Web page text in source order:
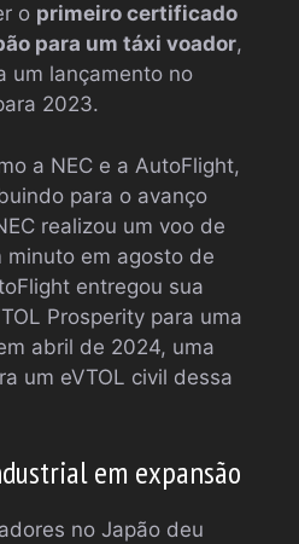
o primeiro certificado
para um táxi voador,
um lançamento no
2023.
a NEC e a AutoFlight,
para o avanço
realizou um voo de
em agosto de
entregou sua
Prosperity para uma
abril de 2024, uma
um eVTOL civil dessa
em expansão
no Japão deu